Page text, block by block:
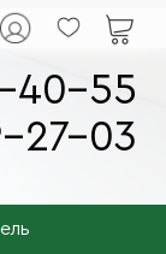
40-55
27-03